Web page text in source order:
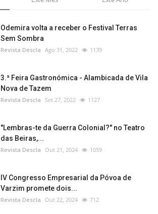
Odemira volta a receber o Festival Terras
Sem Sombra
Revista Descla Ago 31, 2022 1139
3.ª Feira Gastronómica - Alambicada de Vila
Nova de Tazem
Revista Descla Set 27, 2022 1127
"Lembras-te da Guerra Colonial?" no Teatro
das Beiras,...
Revista Descla Out 21, 2024 1059
IV Congresso Empresarial da Póvoa de
Varzim promete dois...
Revista Descla Out 22, 2024 712